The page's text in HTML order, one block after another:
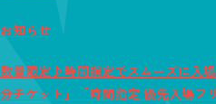
お知らせ
数量限定♪時間指定でスムーズに入
分チケット」「時間指定 優先入場フ